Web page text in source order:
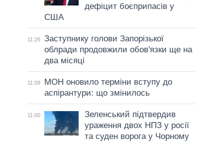
дефіцит боєприпасів у
США
11:26
Заступнику голови Запорізької
облради продовжили обов'язки ще на
два місяці
11:09
МОН оновило терміни вступу до
аспірантури: що змінилось
11:00
Зеленський підтвердив
ураження двох НПЗ у росії
та суден ворога у Чорному